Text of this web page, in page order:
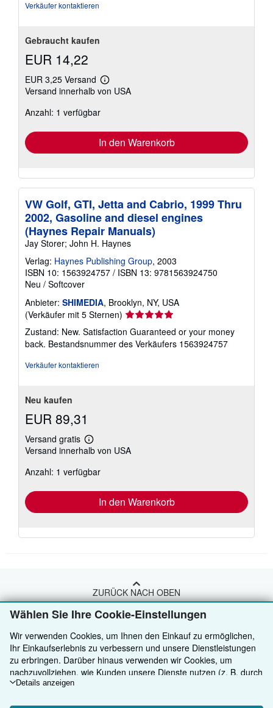
Wählen Sie Ihre Cookie-Einstellungen
Wir verwenden Cookies, um Ihnen den Einkauf zu ermöglichen,
Ihr Einkaufserlebnis zu verbessern und unsere Dienstleistungen
zu erbringen. Darüber hinaus verwenden wir Cookies, um
nachzuvollziehen, wie Kunden unsere Dienste nutzen (z. B. durch
die Erfassung von Website-Besuchen), sodass wir Optimierungen
Details anzeigen
Verkäufer kontaktieren
Gebraucht kaufen
EUR 14,22
EUR 3,25 Versand
Weitere
Informationen
Versand innerhalb von USA
Anzahl: 1 verfügbar
In den Warenkorb
VW Golf, GTI, Jetta and Cabrio, 1999 Thru
2002, Gasoline and diesel engines
(Haynes Repair Manuals)
Jay Storer; John H. Haynes
Verlag: Haynes Publishing Group, 2003
ISBN 10: 1563924757 / ISBN 13: 9781563924750
Neu / Softcover
Anbieter: SHIMEDIA, Brooklyn, NY, USA
(Verkäufer mit 5 Sternen) Verkäuferbewertung
von
5
Zustand: New. Satisfaction Guaranteed or your money
back. Bestandsnummer des Verkäufers 1563924757
Verkäufer kontaktieren
Neu kaufen
EUR 89,31
Versand gratis
Weitere
Informationen
Versandkosten
Versand innerhalb von USA
Anzahl: 1 verfügbar
In den Warenkorb
ZURÜCK NACH OBEN
Detailsuche
Sammlungen
Anbieten
Verkäufer werden
Über uns